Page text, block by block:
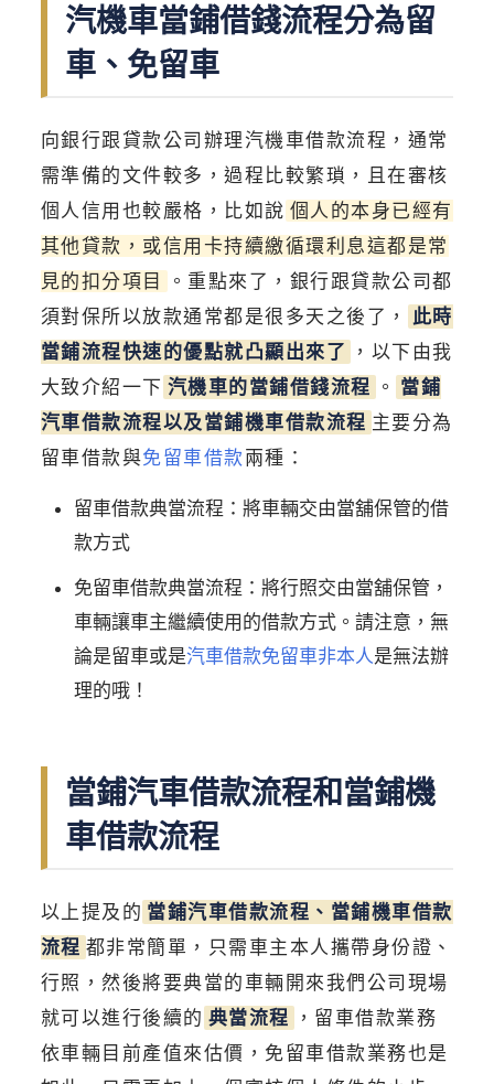
汽機車當鋪借錢流程分為留
車、免留車
向銀行跟貸款公司辦理汽機車借款流程，通常
需準備的文件較多，過程比較繁瑣，且在審核
個人信用也較嚴格，比如說 個人的本身已經有
其他貸款，或信用卡持續繳循環利息這都是常
見的扣分項目
。重點來了，銀行跟貸款公司都
須對保所以放款通常都是很多天之後了，
此時
當鋪流程快速的優點就凸顯出來了 ，以下由我
大致介紹一下 汽機車的當鋪借錢流程 。 當鋪
汽車借款流程以及當鋪機車借款流程 主要分為
留車借款與免留車借款 兩種：
留車借款典當流程：將車輛交由當舖保管的借
款方式
免留車借款典當流程：將行照交由當舖保管，
車輛讓車主繼續使用的借款方式。請注意，無
論是留車或是汽車借款免留車非本人是無法辦
理的哦！
當鋪汽車借款流程和當鋪機
車借款流程
以上提及的 當鋪汽車借款流程、當鋪機車借款
流程 都非常簡單，只需車主本人攜帶身份證、
行照，然後將要典當的車輛開來我們公司現場
就可以進行後續的 典當流程 ，留車借款業務
依車輛目前產值來估價，免留車借款業務也是